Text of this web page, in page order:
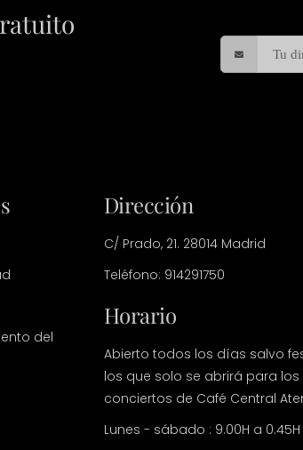
del
Dirección
C/ Prado, 21. 28014 Madrid
Teléfono: 914291750
Horario
Abierto todos los días salvo
los que solo se abrirá para los
conciertos de Café Central
Lunes - sábado : 9.00H a 0.45H